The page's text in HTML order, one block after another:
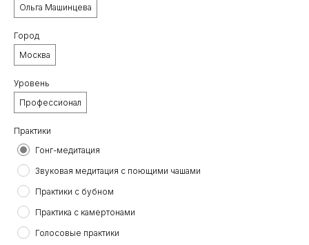
Ольга Машинцева
Город
Москва
Уровень
Профессионал
Практики
Гонг-медитация
Звуковая медитация с поющими чашами
Практики с бубном
Практика с камертонами
Голосовые практики